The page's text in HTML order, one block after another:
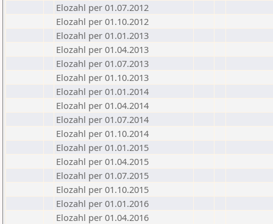
Elozahl per 01.07.2012
Elozahl per 01.10.2012
Elozahl per 01.01.2013
Elozahl per 01.04.2013
Elozahl per 01.07.2013
Elozahl per 01.10.2013
Elozahl per 01.01.2014
Elozahl per 01.04.2014
Elozahl per 01.07.2014
Elozahl per 01.10.2014
Elozahl per 01.01.2015
Elozahl per 01.04.2015
Elozahl per 01.07.2015
Elozahl per 01.10.2015
Elozahl per 01.01.2016
Elozahl per 01.04.2016